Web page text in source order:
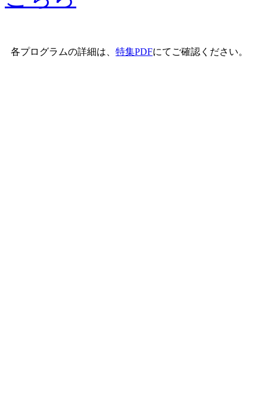
各プログラムの詳細は 特集PDFにてご確認ください。